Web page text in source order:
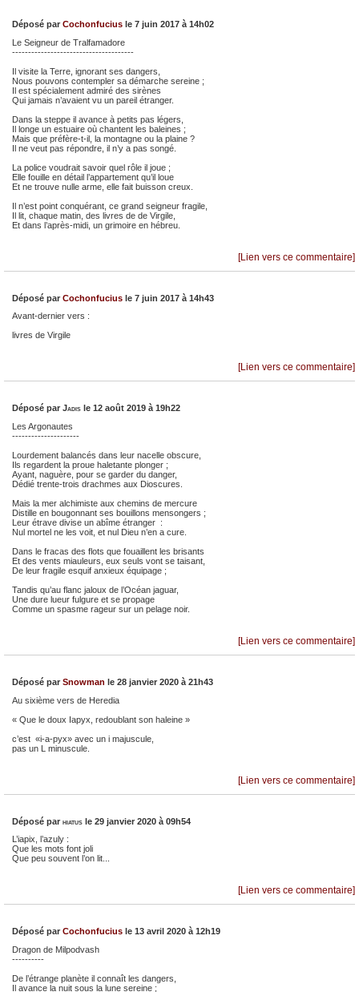
Déposé par Cochonfucius le 7 juin 2017 à 14h02
Le Seigneur de Tralfamadore
--------------------------------------
Il visite la Terre, ignorant ses dangers,
Nous pouvons contempler sa démarche sereine ;
Il est spécialement admiré des sirènes
Qui jamais n’avaient vu un pareil étranger.
Dans la steppe il avance à petits pas légers,
Il longe un estuaire où chantent les baleines ;
Mais que préfère-t-il, la montagne ou la plaine ?
Il ne veut pas répondre, il n’y a pas songé.
La police voudrait savoir quel rôle il joue ;
Elle fouille en détail l’appartement qu’il loue
Et ne trouve nulle arme, elle fait buisson creux.
Il n’est point conquérant, ce grand seigneur fragile,
Il lit, chaque matin, des livres de de Virgile,
Et dans l’après-midi, un grimoire en hébreu.
[Lien vers ce commentaire]
Déposé par Cochonfucius le 7 juin 2017 à 14h43
Avant-dernier vers :
livres de Virgile
[Lien vers ce commentaire]
Déposé par Jadis le 12 août 2019 à 19h22
Les Argonautes
---------------------
Lourdement balancés dans leur nacelle obscure,
Ils regardent la proue haletante plonger ;
Ayant, naguère, pour se garder du danger,
Dédié trente-trois drachmes aux Dioscures.
Mais la mer alchimiste aux chemins de mercure
Distille en bougonnant ses bouillons mensongers ;
Leur étrave divise un abîme étranger :
Nul mortel ne les voit, et nul Dieu n’en a cure.
Dans le fracas des flots que fouaillent les brisants
Et des vents miauleurs, eux seuls vont se taisant,
De leur fragile esquif anxieux équipage ;
Tandis qu’au flanc jaloux de l’Océan jaguar,
Une dure lueur fulgure et se propage
Comme un spasme rageur sur un pelage noir.
[Lien vers ce commentaire]
Déposé par Snowman le 28 janvier 2020 à 21h43
Au sixième vers de Heredia
« Que le doux Iapyx, redoublant son haleine »
c’est «i-a-pyx» avec un i majuscule,
pas un L minuscule.
[Lien vers ce commentaire]
Déposé par hiatus le 29 janvier 2020 à 09h54
L’iapix, l’azuly :
Que les mots font joli
Que peu souvent l’on lit...
[Lien vers ce commentaire]
Déposé par Cochonfucius le 13 avril 2020 à 12h19
Dragon de Milpodvash
----------
De l’étrange planète il connaît les dangers,
Il avance la nuit sous la lune sereine ;